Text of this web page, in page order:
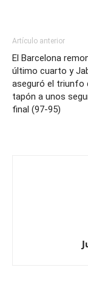
Artículo anterior
El Barcelona
último cuarto y
aseguró el triunfo
tapón a unos
final (97-95)